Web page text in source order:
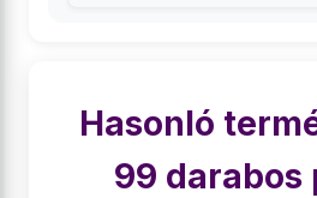
Hasonló
99 darabos